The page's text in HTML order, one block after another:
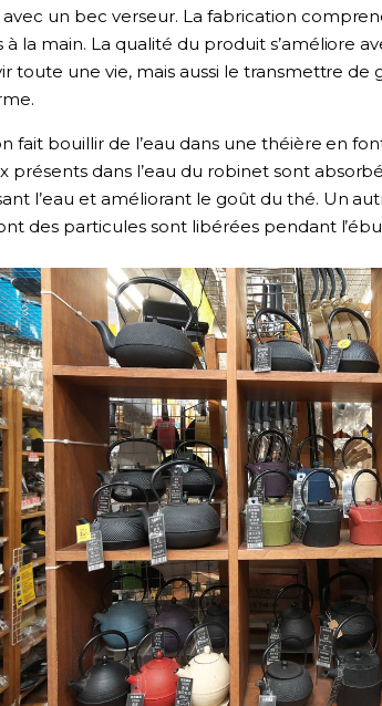
un bec verseur. La fabrication
à la main. La qualité du produit s’améliore
toute une vie, mais aussi le transmettre
fait bouillir de l’eau dans une théière en
présents dans l’eau du robinet sont
l’eau et améliorant le goût du thé. Un
des particules sont libérées pendant